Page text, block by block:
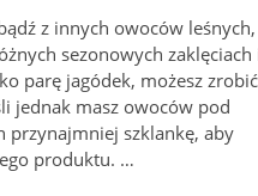
z innych owoców leśnych,
sezonowych zaklęciach
parę jagódek, możesz zrobić
jednak masz owoców pod
przynajmniej szklankę, aby
produktu. …